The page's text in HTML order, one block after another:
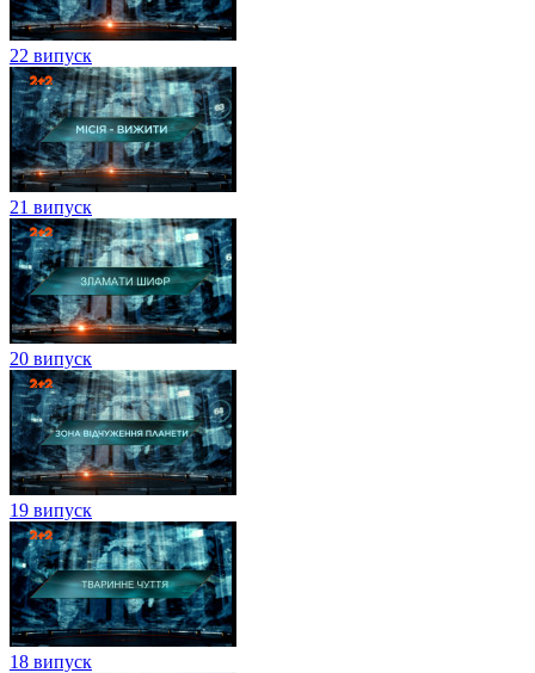
22 випуск
21 випуск
20 випуск
19 випуск
18 випуск